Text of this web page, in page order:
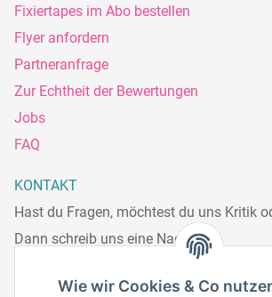
Wie wir Cookies & Co
Fixiertapes im Abo bestellen
Flyer anfordern
Partneranfrage
Zur Echtheit der Bewertungen
Jobs
FAQ
KONTAKT
Hast du Fragen, möchtest du uns Kritik
Dann schreib uns eine Nachricht.
Telefonisch erreichst du uns: